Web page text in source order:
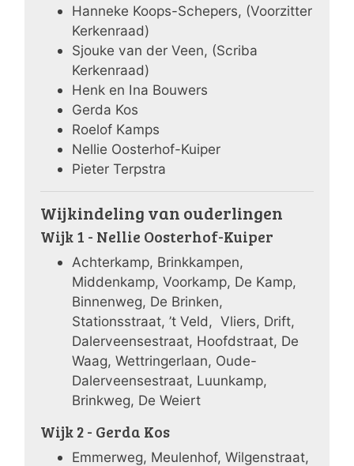
Hanneke Koops-Schepers, (Voorzitter
Kerkenraad)
Sjouke van der Veen, (Scriba
Kerkenraad)
Henk en Ina Bouwers
Gerda Kos
Roelof Kamps
Nellie Oosterhof-Kuiper
Pieter Terpstra
Wijkindeling van ouderlingen
Wijk 1 - Nellie Oosterhof-Kuiper
Achterkamp, Brinkkampen,
Middenkamp, Voorkamp, De Kamp,
Binnenweg, De Brinken,
Stationsstraat, ’t Veld, Vliers, Drift,
Dalerveensestraat, Hoofdstraat, De
Waag, Wettringerlaan, Oude-
Dalerveensestraat, Luunkamp,
Brinkweg, De Weiert
Wijk 2 - Gerda Kos
Emmerweg, Meulenhof, Wilgenstraat,